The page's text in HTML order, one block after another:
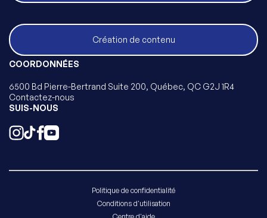
Création de contenu
COORDONNÉES
6500 Bd Pierre-Bertrand Suite 200, Québec, QC G2J 1R4
Contactez-nous
SUIS-NOUS
Politique de confidentialité
Conditions d'utilisation